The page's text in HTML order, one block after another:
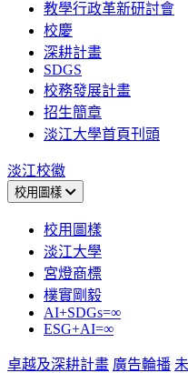
教學行政革新研討會
校慶
深耕計畫
SDGS
校務發展計畫
招生簡章
淡江大學首頁刊頭
淡江校徽
校用圖樣
校用圖樣
淡江大學
宮燈商標
樸實剛毅
AI+SDGs=∞
ESG+AI=∞
卓越及深耕計畫 廣告輪播